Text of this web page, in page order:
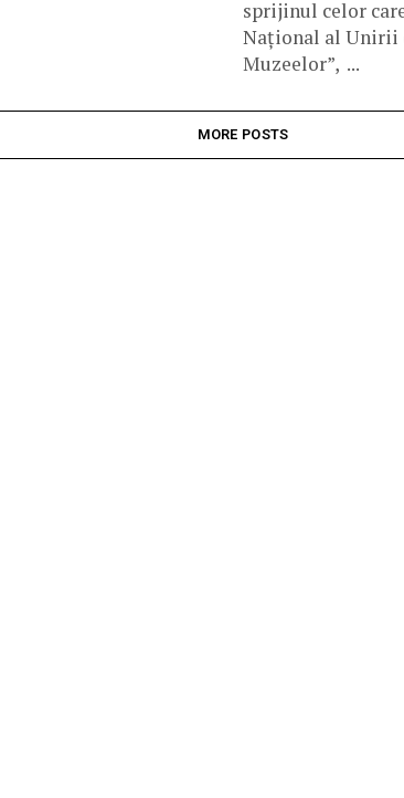
sprijinul celor
Național al Unirii
Muzeelor”, ...
MORE POSTS